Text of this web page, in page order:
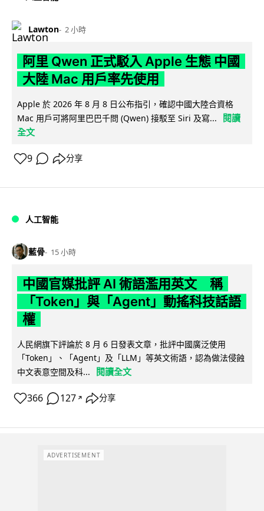
Lawton 2 小時
阿里 Qwen 正式駁入 Apple 生態 中國
大陸 Mac 用戶率先使用
Apple 於 2026 年 8 月 8 日公布指引，確認中國大陸合資格
Mac 用戶可將阿里巴巴千問 (Qwen) 接駁至 Siri 及寫...
閱讀
全文
9 分享
人工智能
藍骨 15 小時
中國官媒批評 AI 術語濫用英文 稱
「Token」與「Agent」動搖科技話語
權
人民網旗下評論於 8 月 6 日發表文章，批評中國廣泛使用
「Token」、「Agent」及「LLM」等英文術語，認為做法侵蝕
中文表意空間及科...
閱讀全文
366 127 ↗ 分享
ADVERTISEMENT